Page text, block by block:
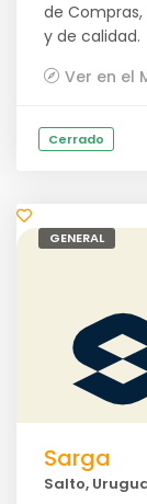
de
y de calidad.
Ver en el
Cerrado
GENERAL
Sarga
Salto,